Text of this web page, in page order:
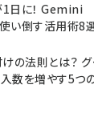
日に！ Gemini
い倒す活用術8
の法則とは？
数を増やす5つ